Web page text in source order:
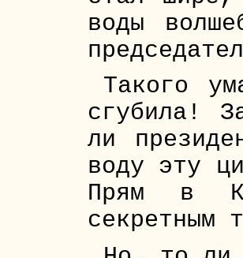
воды
Такого
сгубила!
ли
воду эту
Прям в
секретным